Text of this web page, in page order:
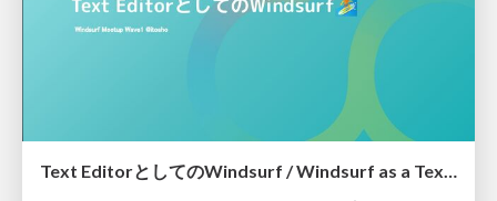
Text EditorとしてのWindsurf / Windsurf as a Text Editor